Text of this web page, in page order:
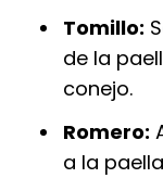
Tomillo:
de la
conejo.
Romero:
a la